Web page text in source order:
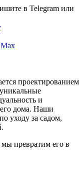
в Telegram или
проектированием
и
дома. Наши
уходу за садом,
мы превратим его в